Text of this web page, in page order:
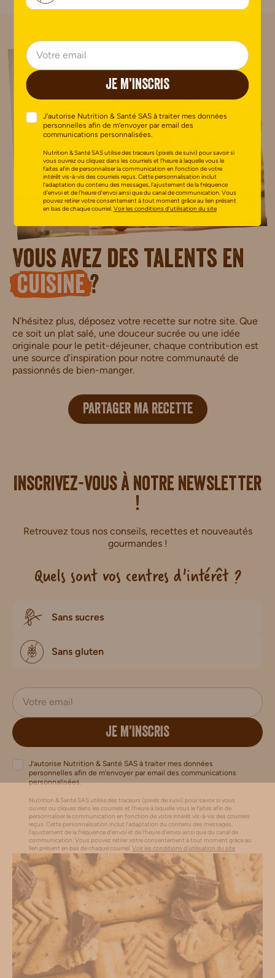
Vous avez des talents en
cuisine ?
N’hésitez plus, déposez votre recette sur notre site. Que
ce soit un plat salé, une douceur sucrée ou une idée
originale pour le petit-déjeuner, chaque contribution est
une source d’inspiration pour notre communauté de
passionnés de bien-manger.
PARTAGER MA RECETTE
Inscrivez-vous à notre newsletter
!
Retrouvez tous nos conseils, recettes et nouveautés
gourmandes !
Quels sont vos centres d'intérêt ?
Sans sucres
Sans gluten
JE M’INSCRIS
J’autorise Nutrition & Santé SAS à traiter mes données
personnelles afin de m’envoyer par email des communications
personnalisées.
Nutrition & Santé SAS utilise des traceurs (pixels de suivi) pour savoir si vous
ouvrez ou cliquez dans les courriels et l’heure à laquelle vous le faites afin de
personnaliser la communication en fonction de votre intérêt vis-à-vis des courriels
reçus. Cette personnalisation inclut l’adaptation du contenu des messages,
l'ajustement de la fréquence d’envoi et de l’heure d’envoi ainsi que du canal de
communication. Vous pouvez retirer votre consentement à tout moment grâce au
lien présent en bas de chaque courriel.Voir les conditions d'utilisation du site
JE M’INSCRIS
J’autorise Nutrition & Santé SAS à traiter mes données
personnelles afin de m’envoyer par email des
communications personnalisées.
Nutrition & Santé SAS utilise des traceurs (pixels de suivi) pour savoir si
vous ouvrez ou cliquez dans les courriels et l’heure à laquelle vous le
faites afin de personnaliser la communication en fonction de votre
intérêt vis-à-vis des courriels reçus. Cette personnalisation inclut
l’adaptation du contenu des messages, l’ajustement de la fréquence
d’envoi et de l’heure d’envoi ainsi que du canal de communication. Vous
pouvez retirer votre consentement à tout moment grâce au lien présent
en bas de chaque courriel.Voir les conditions d’utilisation du site